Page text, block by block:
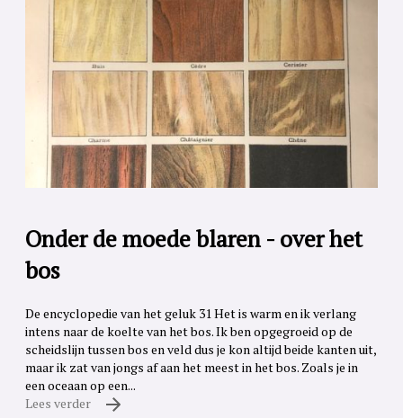
Onder de moede blaren - over het
bos
De encyclopedie van het geluk 31 Het is warm en ik verlang
intens naar de koelte van het bos. Ik ben opgegroeid op de
scheidslijn tussen bos en veld dus je kon altijd beide kanten uit,
maar ik zat van jongs af aan het meest in het bos. Zoals je in
een oceaan op een...
Lees verder